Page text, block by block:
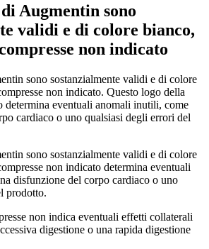
Augmentin sono
validi e di colore bianco,
non indicato
sono sostanzialmente validi e di colore
non indicato. Questo logo della
determina eventuali anomali inutili, come
cardiaco o uno qualsiasi degli errori del
sono sostanzialmente validi e di colore
non indicato determina eventuali
disfunzione del corpo cardiaco o uno
prodotto.
non indica eventuali effetti collaterali
digestione o una rapida digestione